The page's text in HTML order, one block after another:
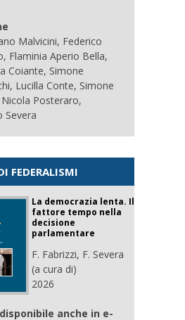
Malvicini, Federico
Flaminia Aperio Bella,
Coiante, Simone
Lucilla Conte, Simone
Posteraro,
Severa
FEDERALISMI
La democrazia lenta. Il
fattore tempo nella
decisione
parlamentare
F. Fabrizzi, F. Severa
(a cura di)
2026
disponibile anche in e-